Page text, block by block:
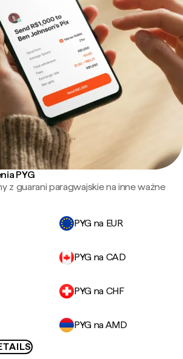
PYG
z guarani paragwajskie na inne ważne
PYG na EUR
PYG na CAD
PYG na CHF
PYG na AMD